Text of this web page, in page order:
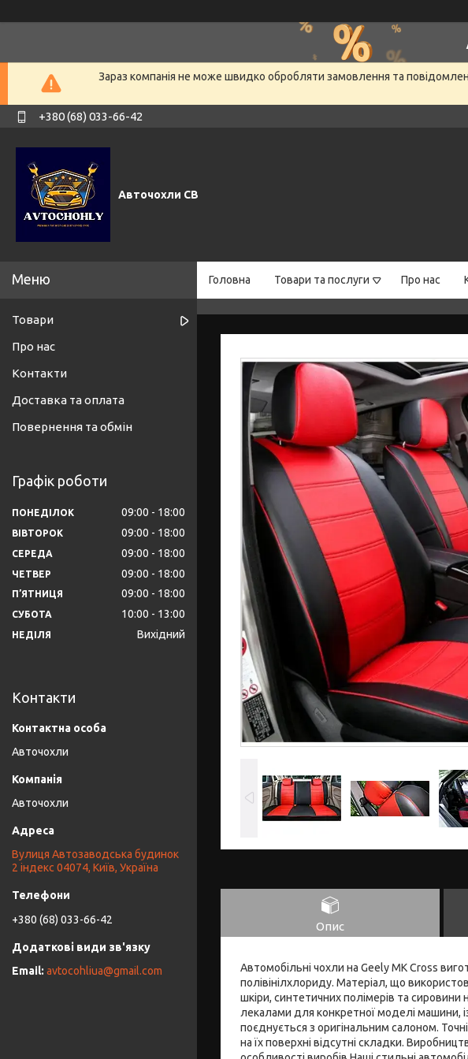
Зараз компанія не може швидко обробляти замовлення та
+380 (68) 033-66-42
Авточохли СВ
Головна Товари та послуги Про нас
Опис
Автомобільні чохли на Geely MK Cross
полівінілхлориду. Матеріал, що
шкіри, синтетичних полімерів та
лекалами для конкретної моделі машини,
поєднується з оригінальним салоном.
на їх поверхні відсутні складки.
Товари
Про нас
Контакти
Доставка та оплата
Повернення та обмін
Графік роботи
ПОНЕДІЛОК 09:00 18:00
ВІВТОРОК 09:00 18:00
СЕРЕДА 09:00 18:00
ЧЕТВЕР 09:00 18:00
ПʼЯТНИЦЯ 09:00 18:00
СУБОТА 10:00 13:00
НЕДІЛЯ Вихідний
Контакти
Авточохли
Авточохли
Вулиця Автозаводська будинок
2 індекс 04074, Київ, Україна
+380 (68) 033-66-42
avtocohliua@gmail.com